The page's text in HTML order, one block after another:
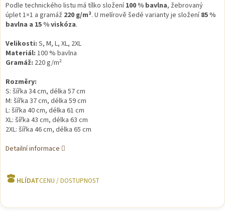
Podle technického listu má tílko složení100 % bavlna, žebrovaný
úplet 1×1 a gramáž 220 g/m². U melírově šedé varianty je složení85 %
bavlna a 15 % viskóza.
Velikosti: S, M, L, XL, 2XL
Materiál: 100 % bavlna
Gramáž: 220 g/m²
Rozměry:
S: šířka 34 cm, délka 57 cm
M: šířka 37 cm, délka 59 cm
L: šířka 40 cm, délka 61 cm
XL: šířka 43 cm, délka 63 cm
2XL: šířka 46 cm, délka 65 cm
Detailní informace
HLÍDAT